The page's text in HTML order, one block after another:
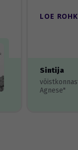
LOE
Sintija
Agnese"